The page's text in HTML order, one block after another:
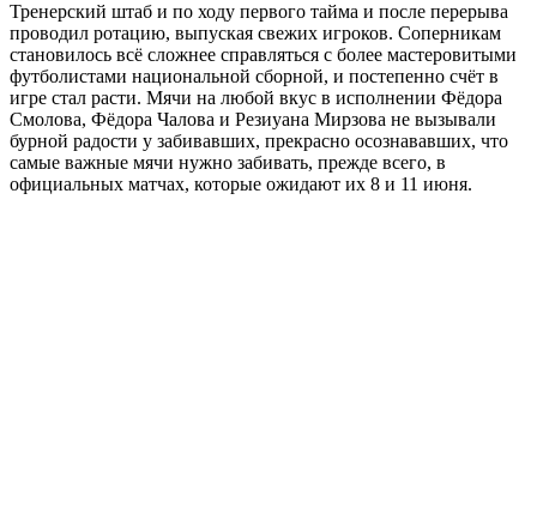
Тренерский штаб и по ходу первого тайма и после перерыва
проводил ротацию, выпуская свежих игроков. Соперникам
становилось всё сложнее справляться с более мастеровитыми
футболистами национальной сборной, и постепенно счёт в
игре стал расти. Мячи на любой вкус в исполнении Фёдора
Смолова, Фёдора Чалова и Резиуана Мирзова не вызывали
бурной радости у забивавших, прекрасно осознававших, что
самые важные мячи нужно забивать, прежде всего, в
официальных матчах, которые ожидают их 8 и 11 июня.